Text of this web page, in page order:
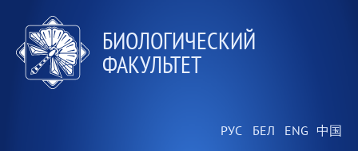
БИОЛОГИЧЕСКИЙ
ФАКУЛЬТЕТ